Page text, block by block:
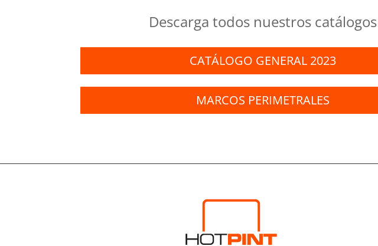
Descarga todos nuestros catálogos
CATÁLOGO GENERAL 2023
MARCOS PERIMETRALES